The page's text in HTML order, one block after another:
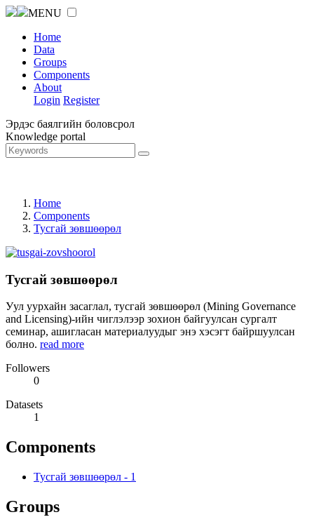
MENU
Home
Data
Groups
Components
About
Login Register
Эрдэс баялгийн боловсрол
Knowledge portal
Home
Components
Тусгай зөвшөөрөл
Тусгай зөвшөөрөл
Уул уурхайн засаглал, тусгай зөвшөөрөл (Mining Governance
and Licensing)-ийн чиглэлээр зохион байгуулсан сургалт
семинар, ашигласан материалуудыг энэ хэсэгт байршуулсан
болно. read more
Followers
0
Datasets
1
Components
Тусгай зөвшөөрөл - 1
Groups